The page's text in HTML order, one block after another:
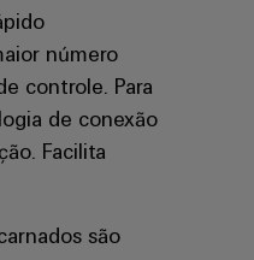
número
controle. Para
de conexão
Facilita
são